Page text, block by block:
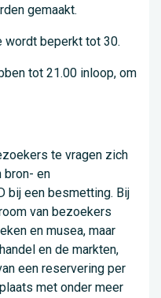
gemaakt.
wordt beperkt tot 30.
tot 21.00 inloop, om
te vragen zich
bron- en
bij een besmetting. Bij
van bezoekers
en musea, maar
en de markten,
een reservering per
met onder meer